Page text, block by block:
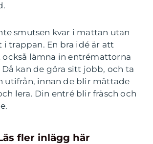
smutsen kvar i mattan utan
trappan. En bra idé är att
lämna in entrémattorna
kan de göra sitt jobb, och ta
utifrån, innan de blir mättade
lera. Din entré blir fräsch och
fler inlägg här